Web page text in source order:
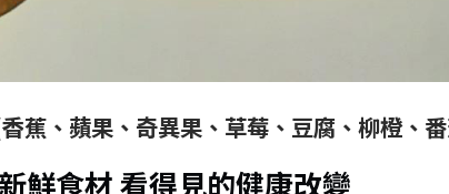
蕉、蘋果、奇異果、草莓、豆腐、柳橙、
鮮食材 看得見的健康改變